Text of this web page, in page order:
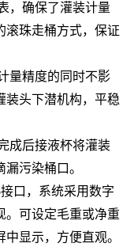
，确保了灌装计量
滚珠走桶方式，保证
量精度的同时不影
装头下潜机构，平稳
成后接液杯将灌装
污染桶口。
口，系统采用数字
。可设定毛重或净重
显示，方便直观。